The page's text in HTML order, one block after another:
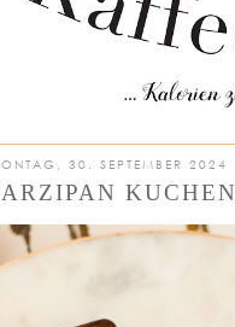
30. SEPTEMBER 2024
KUCHEN